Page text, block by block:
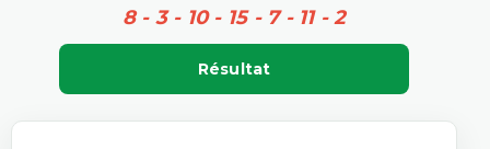
8 - 3 - 10 - 15 - 7 - 11 - 2
Résultat